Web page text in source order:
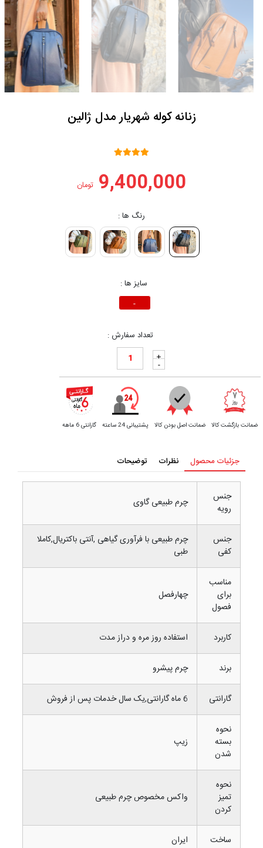
زنانه کوله شهریار مدل ژالین
9,400,000 تومان
رنگ ها :
سایز ها :
-
تعداد سفارش :
+
-
ضمانت بازگشت کالا ضمانت اصل بودن کالا پشتیبانی 24 ساعته گارانتی 6 ماهه
جزئیات محصول نظرات توضیحات
جنس
رویه
چرم طبیعی گاوی
جنس
کفی
چرم طبیعی با فرآوری گیاهی ,آنتی باکتریال,کاملا
طبی
مناسب
برای
فصول
چهارفصل
کاربرد استفاده روز مره و دراز مدت
برند چرم پیشرو
گارانتی 6 ماه گارانتی,یک سال خدمات پس از فروش
نحوه
بسته
شدن
زیپ
نحوه
تمیز
کردن
واکس مخصوص چرم طبیعی
ساخت ایران